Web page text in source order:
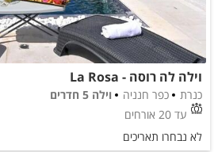
וילה לה רוסה - La Rosa
כנרת כפר חנניה
וילה 5 חדרים
עד 20 אורחים
לא נבחרו תאריכים